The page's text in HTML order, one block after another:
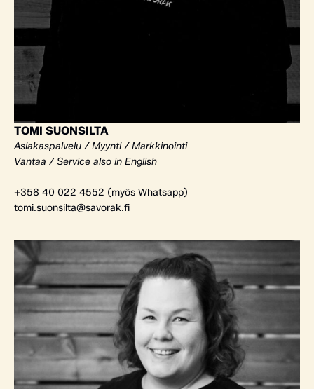
TOMI SUONSILTA
Asiakaspalvelu / Myynti / Markkinointi
Vantaa / Service also in English
+358 40 022 4552 (myös Whatsapp)
tomi.suonsilta@savorak.fi